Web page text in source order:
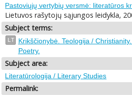
Pastoviųjų vertybių versmė: literatūros
Lietuvos rašytojų sąjungos leidykla,
Subject terms:
LT Krikščionybė. Teologija /
Poetry.
Subject area:
Literatūrologija / Literary Studies
Permalink: